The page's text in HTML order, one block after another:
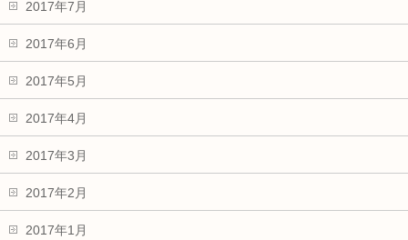
2017年7月
2017年6月
2017年5月
2017年4月
2017年3月
2017年2月
2017年1月